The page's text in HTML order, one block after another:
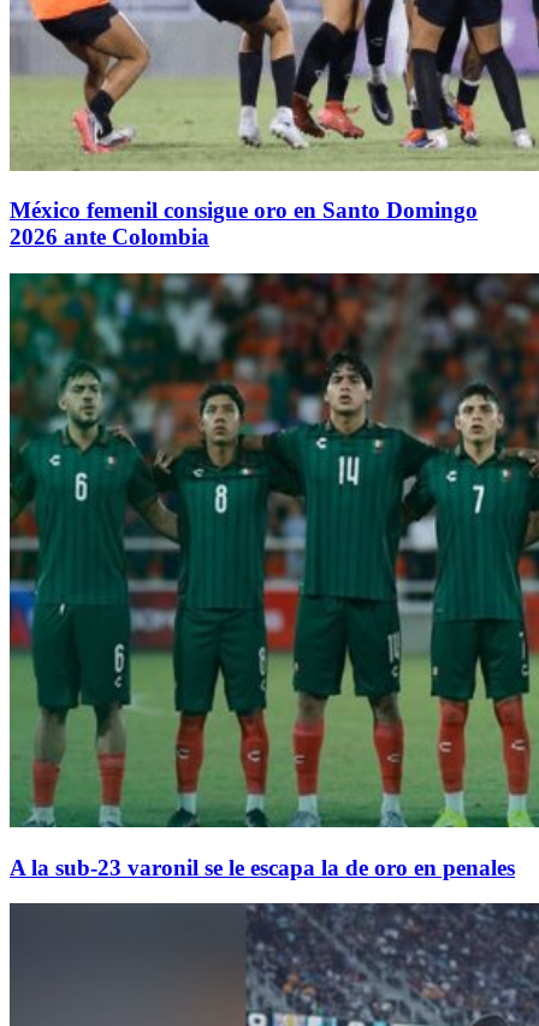
México femenil consigue oro en Santo Domingo
2026 ante Colombia
A la sub-23 varonil se le escapa la de oro en penales